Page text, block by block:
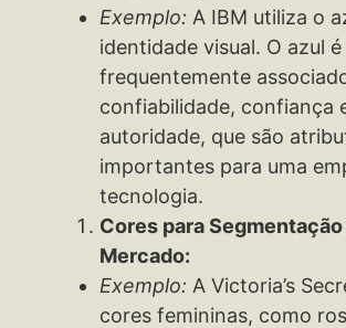
Exemplo: A IBM utiliza o
identidade visual. O azul é
frequentemente
confiabilidade, confiança
autoridade, que são
importantes para uma
tecnologia.
Cores para Segmentação
Mercado:
Exemplo: A Victoria’s
cores femininas, como